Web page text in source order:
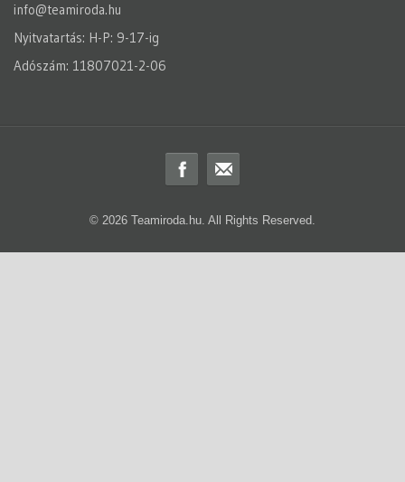
info@teamiroda.hu
Nyitvatartás: H-P: 9-17-ig
Adószám: 11807021-2-06
© 2026 Teamiroda.hu. All Rights Reserved.